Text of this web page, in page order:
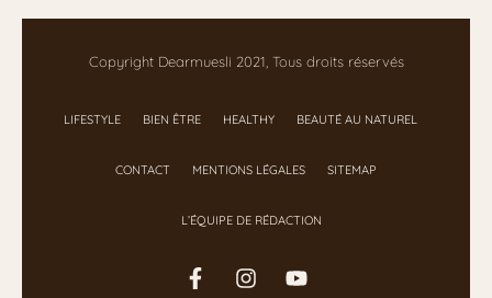
Copyright Dearmuesli 2021, Tous droits réservés
LIFESTYLE BIEN ÊTRE HEALTHY BEAUTÉ AU NATUREL
CONTACT MENTIONS LÉGALES SITEMAP
L’ÉQUIPE DE RÉDACTION